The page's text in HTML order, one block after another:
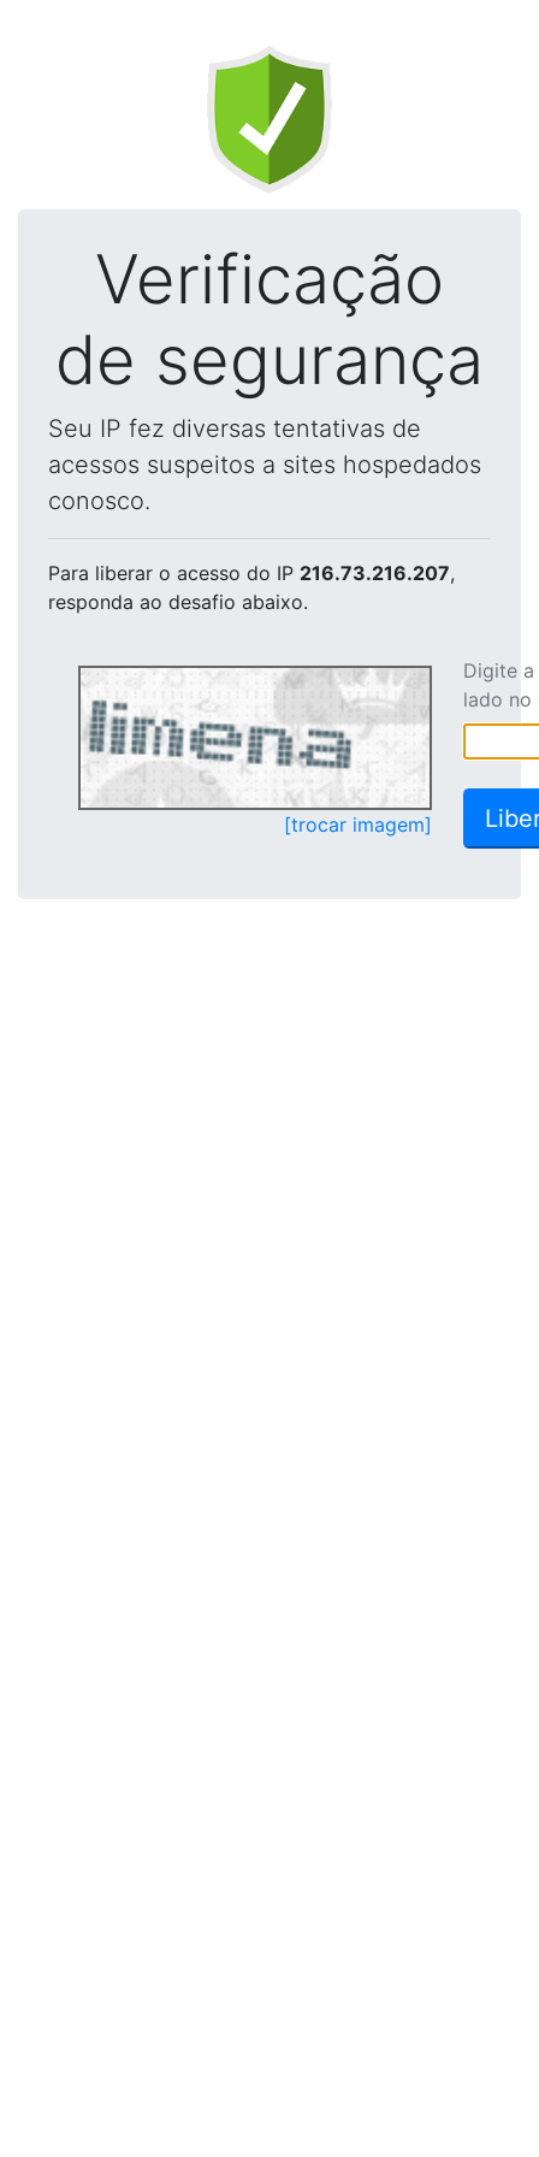
Verificação
de segurança
Seu IP fez diversas tentativas de
acessos suspeitos a sites hospedados
conosco.
Para liberar o acesso do IP 216.73.216.207,
responda ao desafio abaixo.
[trocar imagem]
Digite
lado no